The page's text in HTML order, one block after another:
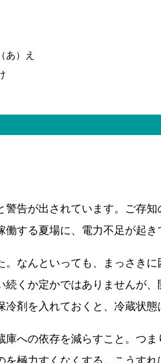
）え
警告が出されています。ご存
する夏場に、電力不足が起き
なんといっても、まっさき
続くか定かではありませんが
剤を入れておくと、冷蔵状
庫への依存を減らすこと。つ
を極力すくなくする。こうす